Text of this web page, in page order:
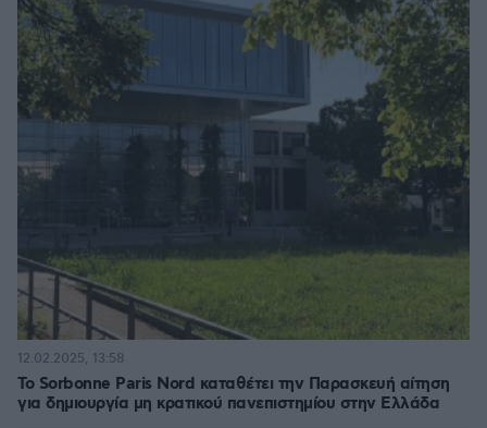
Το Sorbonne Paris Nord καταθέτει την Παρασκευή αίτηση
για δημιουργία μη κρατικού πανεπιστημίου στην Ελλάδα
12.02.2025, 13:58